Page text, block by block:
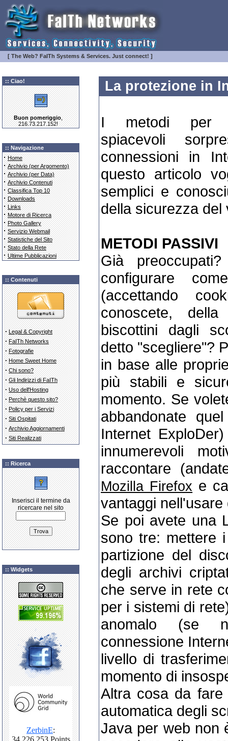
[ The Web? FaITh Systems & Services. Just connect! ]
:: Ciao!
Buon pomeriggio,
216.73.217.152!
:: Navigazione
· Home
· Archivio (per Argomento)
· Archivio (per Data)
· Archivio Contenuti
· Classifica Top 10
· Downloads
· Links
· Motore di Ricerca
· Photo Gallery
· Servizio Webmail
· Statistiche del Sito
· Stato della Rete
· Ultime Pubblicazioni
:: Contenuti
· Legal & Copyright
· FaITh Networks
· Fotografie
· Home Sweet Home
· Chi sono?
· Gli Indirizzi di FaITh
· Uso dell'Hosting
· Perchè questo sito?
· Policy per i Servizi
· Siti Ospitati
· Archivio Aggiornamenti
· Siti Realizzati
:: Ricerca
Inserisci il termine da
ricercare nel sito
:: Widgets
La protezione in
I metodi per
spiacevoli
connessioni in
questo articolo
semplici e
della sicurezza del
METODI PASSIVI
Già
configurare
(accettando
conoscete,
biscottini dagli
detto "scegliere"?
in base alle
più stabili e
momento. Se
abbandonate
Internet
innumerevoli
raccontare
Mozilla Firefox e
vantaggi
Se poi avete una
sono tre: mettere
partizione del
degli archivi
che serve in rete
per i sistemi di
anomalo (se
connessione
livello di
momento di
Altra cosa da fare
automatica degli
Java per web non